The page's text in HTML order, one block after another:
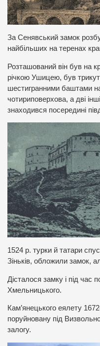
За Сенявський замок
найбільших на теренах
Розташований він був на
річкою Ушицею, був
шестигранними баштами
чотириповерхова, а дві
знаходився посередині
1524 р. турки й татари
Зіньків, обложили замок,
Дісталося замку і під час
Хмельницького.
Кам’янецького еялету
поруйновану під
залогу.